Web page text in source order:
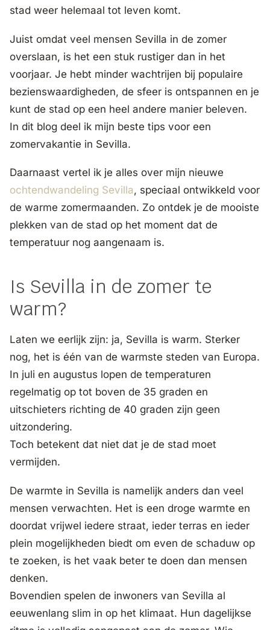
stad weer helemaal tot leven komt.
Juist omdat veel mensen Sevilla in de zomer
overslaan, is het een stuk rustiger dan in het
voorjaar. Je hebt minder wachtrijen bij populaire
bezienswaardigheden, de sfeer is ontspannen en je
kunt de stad op een heel andere manier beleven.
In dit blog deel ik mijn beste tips voor een
zomervakantie in Sevilla.
Daarnaast vertel ik je alles over mijn nieuwe
ochtendwandeling Sevilla, speciaal ontwikkeld voor
de warme zomermaanden. Zo ontdek je de mooiste
plekken van de stad op het moment dat de
temperatuur nog aangenaam is.
Is Sevilla in de zomer te
warm?
Laten we eerlijk zijn: ja, Sevilla is warm. Sterker
nog, het is één van de warmste steden van Europa.
In juli en augustus lopen de temperaturen
regelmatig op tot boven de 35 graden en
uitschieters richting de 40 graden zijn geen
uitzondering.
Toch betekent dat niet dat je de stad moet
vermijden.
De warmte in Sevilla is namelijk anders dan veel
mensen verwachten. Het is een droge warmte en
doordat vrijwel iedere straat, ieder terras en ieder
plein mogelijkheden biedt om even de schaduw op
te zoeken, is het vaak beter te doen dan mensen
denken.
Bovendien spelen de inwoners van Sevilla al
eeuwenlang slim in op het klimaat. Hun dagelijkse